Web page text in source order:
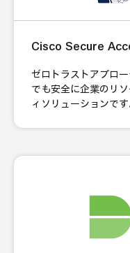
Cisco Secure
ゼロトラストアプロ
でも安全に企業のリ
ィソリューションです